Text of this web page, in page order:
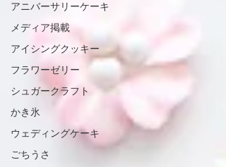
アニバーサリーケーキ
メディア掲載
アイシングクッキー
フラワーゼリー
シュガークラフト
かき氷
ウェディングケーキ
ごちうさ